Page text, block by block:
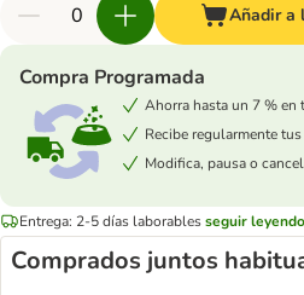
Añadir a
Compra Programada
Ahorra hasta un 7 % en
Recibe regularmente
Modifica, pausa o
Entrega: 2-5 días laborablesseguir leyendo
Comprados juntos